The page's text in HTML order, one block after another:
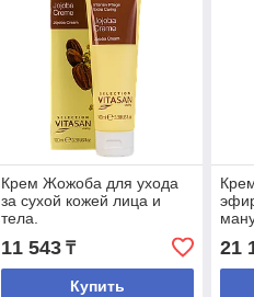
Крем Жожоба для ухода
за сухой кожей лица и
тела.
11 543₸
Купить
21